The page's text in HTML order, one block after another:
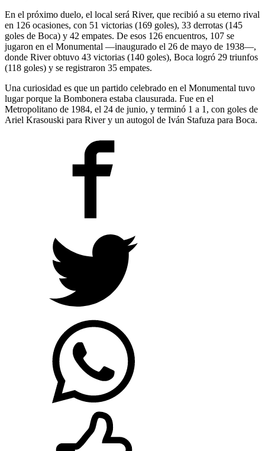
En el próximo duelo, el local será River, que recibió a su eterno rival
en 126 ocasiones, con 51 victorias (169 goles), 33 derrotas (145
goles de Boca) y 42 empates. De esos 126 encuentros, 107 se
jugaron en el Monumental —inaugurado el 26 de mayo de 1938—,
donde River obtuvo 43 victorias (140 goles), Boca logró 29 triunfos
(118 goles) y se registraron 35 empates.
Una curiosidad es que un partido celebrado en el Monumental tuvo
lugar porque la Bombonera estaba clausurada. Fue en el
Metropolitano de 1984, el 24 de junio, y terminó 1 a 1, con goles de
Ariel Krasouski para River y un autogol de Iván Stafuza para Boca.